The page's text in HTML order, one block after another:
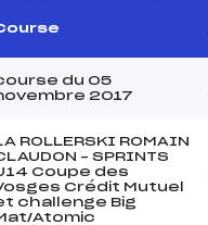
du 05
2017
ROLLERSKI ROMAIN
– SPRINTS
Coupe des
Crédit Mutuel
challenge Big
Atomic